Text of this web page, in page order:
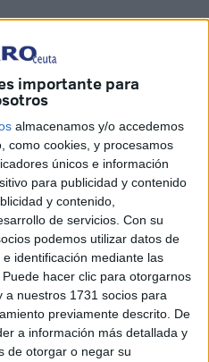
importante para
almacenamos y/o accedemos
como cookies, y procesamos
únicos e información
para publicidad y contenido
y contenido,
de servicios. Con su
podemos utilizar datos de
identificación mediante las
hacer clic para otorgarnos
a nuestros 1731 socios para
previamente descrito. De
a información más detallada y
de otorgar o negar su
por las fotos de menores
a la frontera
María y Navarra, en
la seguridad
preparación preventiva y
militares destinados en